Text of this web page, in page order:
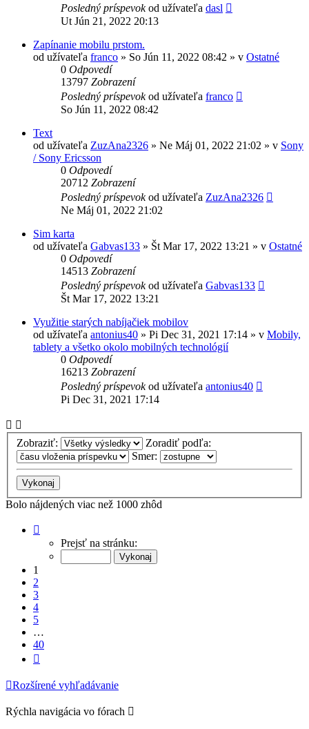
Posledný príspevokod užívateľa dasl
Ut Jún 21, 2022 20:13
Zapínanie mobilu prstom.
od užívateľa franco » So Jún 11, 2022 08:42 » v Ostatné
0 Odpovedí
13797 Zobrazení
Posledný príspevokod užívateľa franco
So Jún 11, 2022 08:42
Text
od užívateľa ZuzAna2326 » Ne Máj 01, 2022 21:02 » v Sony
/ Sony Ericsson
0 Odpovedí
20712 Zobrazení
Posledný príspevokod užívateľa ZuzAna2326
Ne Máj 01, 2022 21:02
Sim karta
od užívateľa Gabvas133 » Št Mar 17, 2022 13:21 » v Ostatné
0 Odpovedí
14513 Zobrazení
Posledný príspevokod užívateľa Gabvas133
Št Mar 17, 2022 13:21
Využitie starých nabíjačiek mobilov
od užívateľa antonius40 » Pi Dec 31, 2021 17:14 » v Mobily,
tablety a všetko okolo mobilných technológií
0 Odpovedí
16213 Zobrazení
Posledný príspevokod užívateľa antonius40
Pi Dec 31, 2021 17:14
Zobraziť:
Zoradiť podľa:
Smer:
Bolo nájdených viac než 1000 zhôd
Prejsť na stránku:
1
2
3
4
5
…
40
Rozšírené vyhľadávanie
Rýchla navigácia vo fórach